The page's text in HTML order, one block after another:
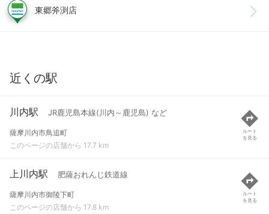
東郷斧渕店
近くの駅
川内駅 JR鹿児島本線(川内～鹿児島) など
薩摩川内市鳥追町
このページの店舗から 17.7 km
ルート
を見る
上川内駅 肥薩おれんじ鉄道線
薩摩川内市御陵下町
このページの店舗から 17.8 km
ルート
を見る